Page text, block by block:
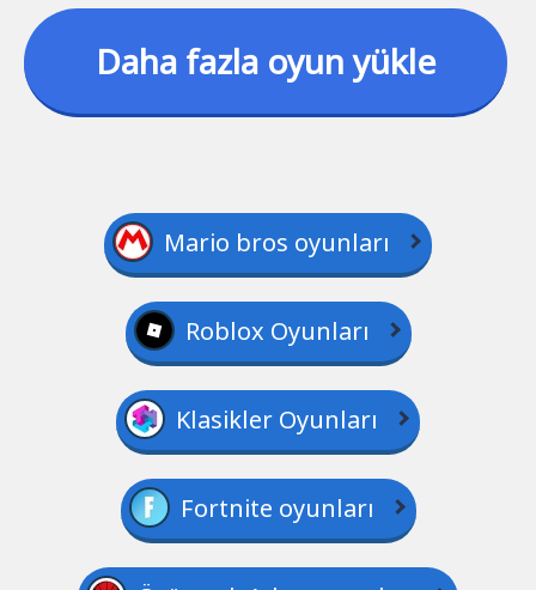
Daha fazla oyun yükle
Mario bros oyunları
Roblox Oyunları
Klasikler Oyunları
Fortnite oyunları